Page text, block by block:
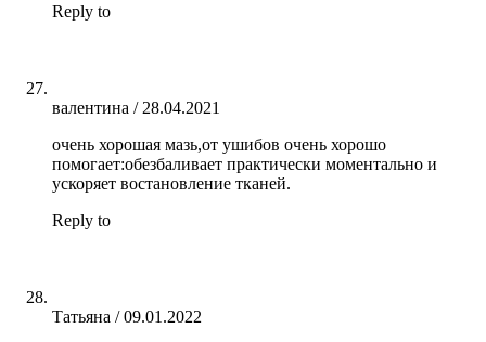
Reply to
валентина / 28.04.2021
очень хорошая мазь,от ушибов очень хорошо
помогает:обезбаливает практически моментально и
ускоряет востановление тканей.
Reply to
Татьяна /09.01.2022